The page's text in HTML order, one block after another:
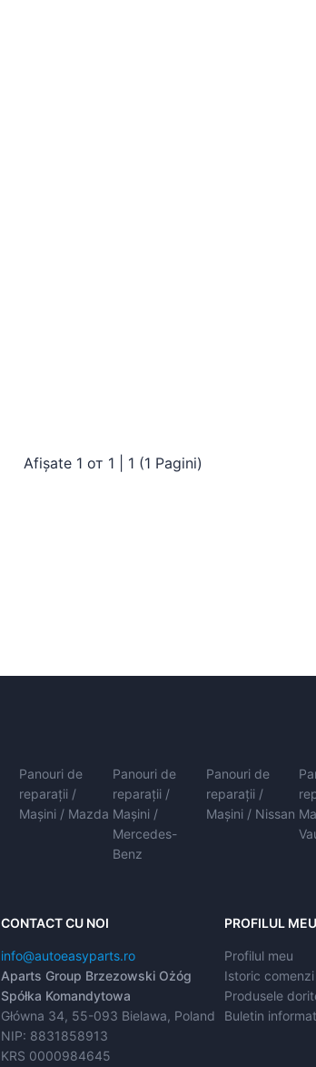
Afișate 1 от 1 | 1 (1 Pagini)
Panouri de
reparații /
Mașini / Mazda
Panouri de
reparații /
Mașini /
Mercedes-
Benz
Panouri de
reparații /
Mașini / Nissan
CONTACT CU NOI
info@autoeasyparts.ro
Aparts Group Brzezowski Ożóg
Spółka Komandytowa
Główna 34, 55-093 Bielawa, Poland
NIP: 8831858913
KRS 0000984645
PROFILUL MEU
Profilul meu
Istoric comenzi
Produsele
Buletin